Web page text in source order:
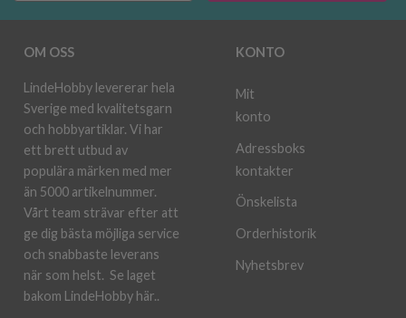
OM OSS
LindeHobby levererar hela
Sverige med kvalitetsgarn
och hobbyartiklar. Vi har
ett brett utbud av
populära märken med mer
än 5000 artikelnummer.
Vårt team strävar efter att
ge dig bästa möjliga service
och snabbaste leverans
när som helst. Se laget
bakom LindeHobby här..
KONTO
Mit
konto
Adressboks
kontakter
Önskelista
Orderhistorik
Nyhetsbrev